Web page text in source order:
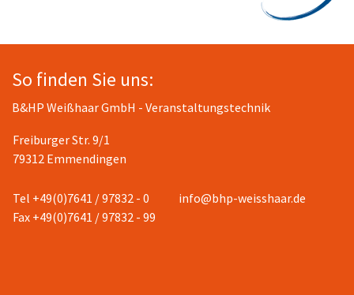
So finden Sie uns:
B&HP Weißhaar GmbH - Veranstaltungstechnik
Freiburger Str. 9/1
79312 Emmendingen
Tel +49(0)7641 / 97832 - 0
Fax +49(0)7641 / 97832 - 99
info@bhp-weisshaar.de